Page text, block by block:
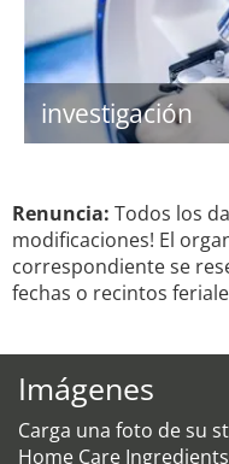
investigación
Renuncia: Todos los
modificaciones! El
correspondiente se
fechas o recintos
Imágenes
Carga una foto de su
Home Care